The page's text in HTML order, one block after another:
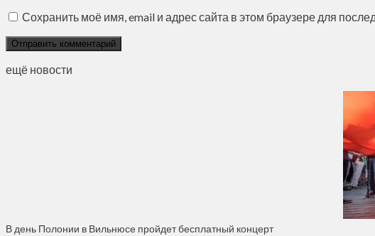
Сохранить моё имя, email и адрес сайта в этом браузере для
ещё новости
В день Полонии в Вильнюсе пройдет бесплатный концерт